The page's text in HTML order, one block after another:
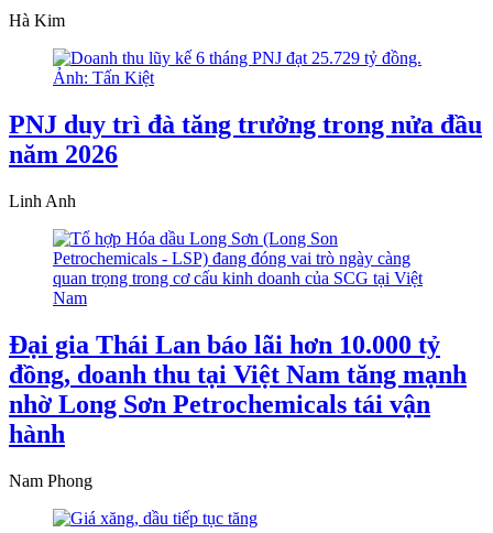
Hà Kim
PNJ duy trì đà tăng trưởng trong nửa đầu
năm 2026
Linh Anh
Đại gia Thái Lan báo lãi hơn 10.000 tỷ
đồng, doanh thu tại Việt Nam tăng mạnh
nhờ Long Sơn Petrochemicals tái vận
hành
Nam Phong